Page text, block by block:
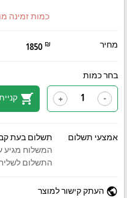
כמות זמינה
מחיר 1850 ₪
בחר כמות
-
+
shopping_cart
אמצעי תשלום
תשלום בעת
המשלוח
התשלום
public העתק קישור למוצר